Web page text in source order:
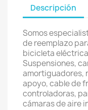
Descripción
Somos
de reemplazo
bicicleta
Suspensiones,
amortiguadores,
apoyo, cable de
controladoras,
cámaras de aire